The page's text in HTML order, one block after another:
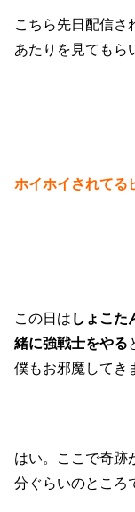
こちら先日配信さ
あたりを見てもら
ホイホイされてる
この日は しょこた
緒に強戦士をやる
僕もお邪魔してき
はい。ここで奇跡
分ぐらいのところ